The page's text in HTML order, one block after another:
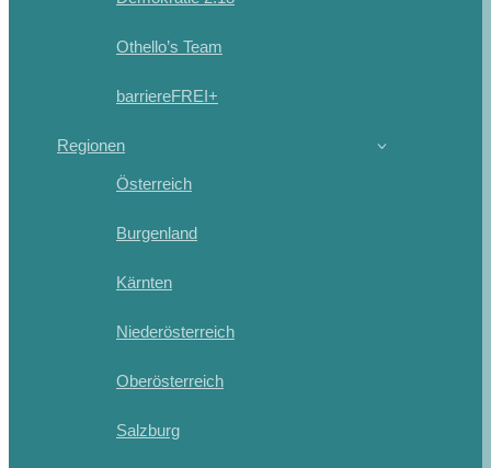
Othello’s Team
barriereFREI+
Regionen
Österreich
Burgenland
Kärnten
Niederösterreich
Oberösterreich
Salzburg